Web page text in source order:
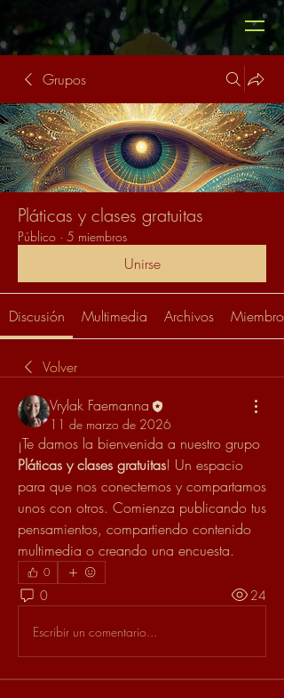
Grupos
Pláticas y clases gratuitas
Público · 5 miembros
Unirse
Discusión Multimedia Archivos Miembros
Volver
Vrylak Faemanna
11 de marzo de 2026
Pláticas y clases gratuitas! Un espacio
para que nos conectemos y compartamos
unos con otros. Comienza publicando tus
pensamientos, compartiendo contenido
multimedia o creando una encuesta.
0
0 24
Escribir un comentario...